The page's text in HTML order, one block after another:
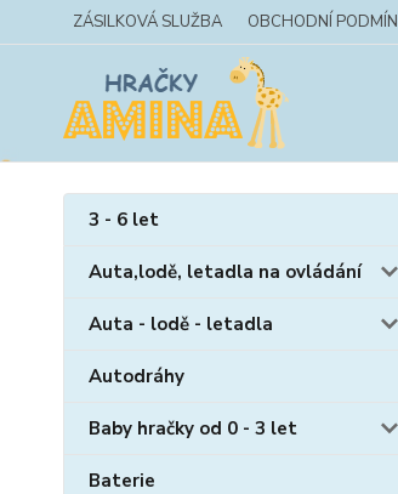
ZÁSILKOVÁ SLUŽBA OBCHODNÍ
3 - 6 let
Auta,lodě, letadla na ovládání
Auta - lodě - letadla
Autodráhy
Baby hračky od 0 - 3 let
Baterie